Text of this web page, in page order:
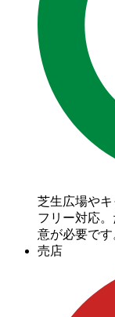
芝生広場や
フリー対応
意が必要です
売店